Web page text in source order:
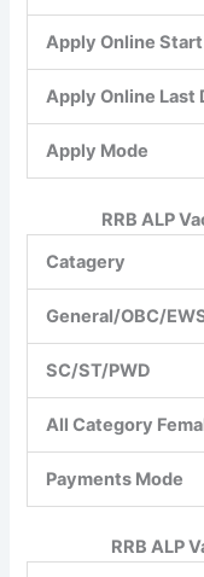
Apply Online
Apply Online Last
Apply Mode
RRB ALP
Catagery
General/OBC/
SC/ST/PWD
All Category
Payments Mode
RRB ALP